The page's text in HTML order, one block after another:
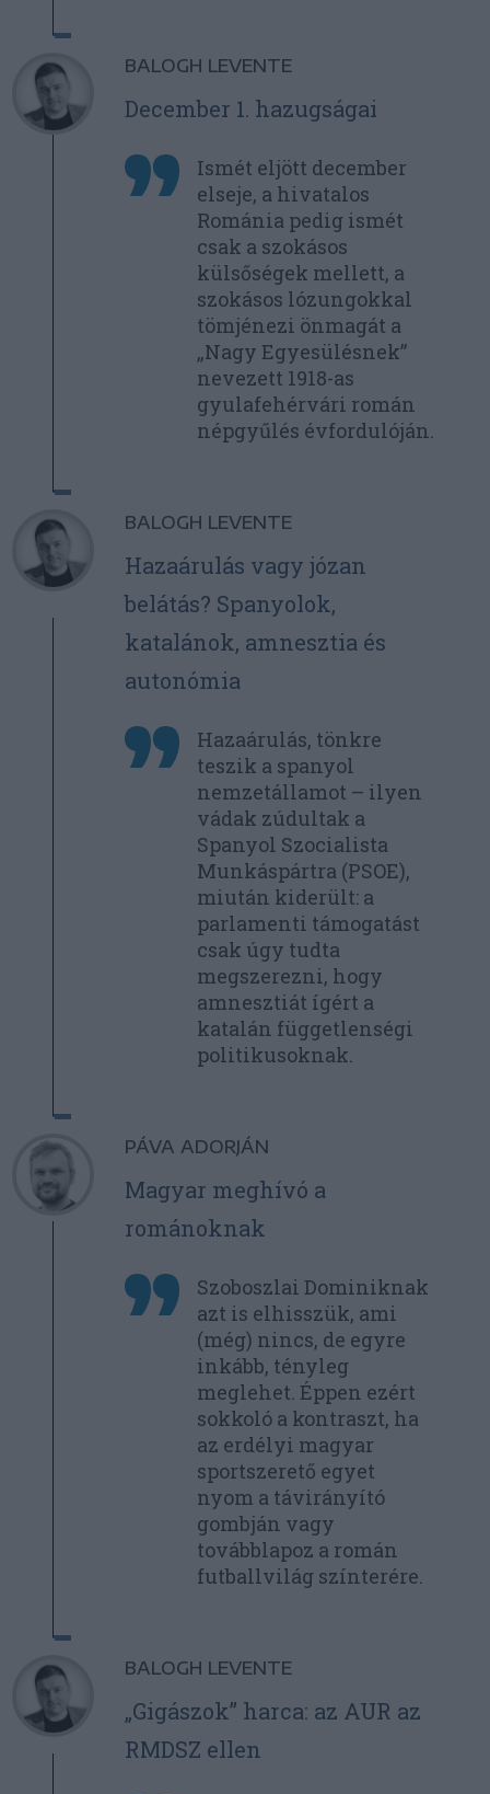
BALOGH LEVENTE
December 1. hazugságai
Ismét eljött december
elseje, a hivatalos
Románia pedig ismét
csak a szokásos
külsőségek mellett, a
szokásos lózungokkal
tömjénezi önmagát a
„Nagy Egyesülésnek”
nevezett 1918-as
gyulafehérvári román
népgyűlés évfordulóján.
BALOGH LEVENTE
Hazaárulás vagy józan
belátás? Spanyolok,
katalánok, amnesztia és
autonómia
Hazaárulás, tönkre
teszik a spanyol
nemzetállamot – ilyen
vádak zúdultak a
Spanyol Szocialista
Munkáspártra (PSOE),
miután kiderült: a
parlamenti támogatást
csak úgy tudta
megszerezni, hogy
amnesztiát ígért a
katalán függetlenségi
politikusoknak.
PÁVA ADORJÁN
Magyar meghívó a
románoknak
Szoboszlai Dominiknak
azt is elhisszük, ami
(még) nincs, de egyre
inkább, tényleg
meglehet. Éppen ezért
sokkoló a kontraszt, ha
az erdélyi magyar
sportszerető egyet
nyom a távirányító
gombján vagy
továbblapoz a román
futballvilág színterére.
BALOGH LEVENTE
„Gigászok” harca: az AUR az
RMDSZ ellen